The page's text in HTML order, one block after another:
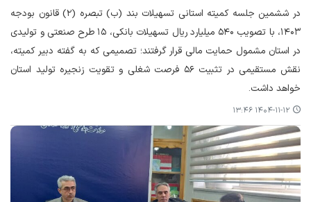
در ششمین جلسه کمیته استانی تسهیلات بند (ب) تبصره (۲) قانون بودجه
۱۴۰۳، با تصویب ۵۴۰ میلیارد ریال تسهیلات بانکی، ۱۵ طرح صنعتی و تولیدی
در استان مشمول حمایت مالی قرار گرفتند؛ تصمیمی که به گفته دبیر کمیته،
نقش مستقیمی در تثبیت ۵۶ فرصت شغلی و تقویت زنجیره تولید استان
خواهد داشت.
۱۴۰۴-۱۱-۱۲ ۱۳:۴۶